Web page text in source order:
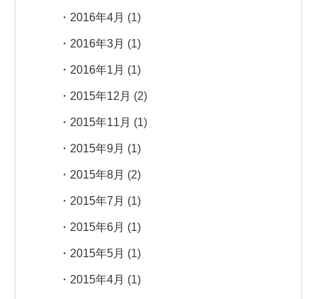
2016年4月 (1)
2016年3月 (1)
2016年1月 (1)
2015年12月 (2)
2015年11月 (1)
2015年9月 (1)
2015年8月 (2)
2015年7月 (1)
2015年6月 (1)
2015年5月 (1)
2015年4月 (1)